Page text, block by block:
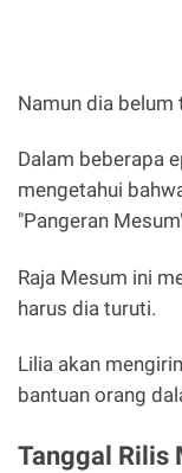
Namun dia belum
Dalam beberapa
mengetahui
"Pangeran
Raja Mesum ini
harus dia turuti.
Lilia akan
bantuan orang
Tanggal Rilis